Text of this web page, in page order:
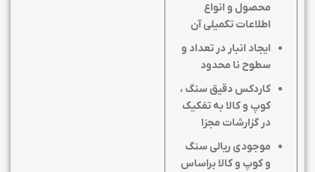
محصول و انواع
اطلاعات تکمیلی آن
ایجاد انبار در تعداد و
سطوح نا محدود
کاردکس دقیق سنگ ،
کوپ و کالا به تفکیک
در گزارشات مجزا
موجودی ریالی سنگ
و کوپ و کالا براساس